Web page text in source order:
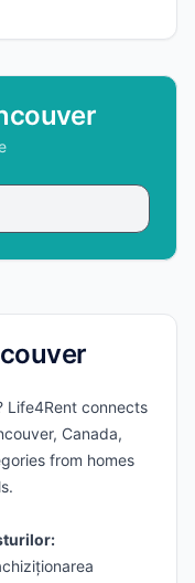
Life4Rent connects
Canada,
from homes